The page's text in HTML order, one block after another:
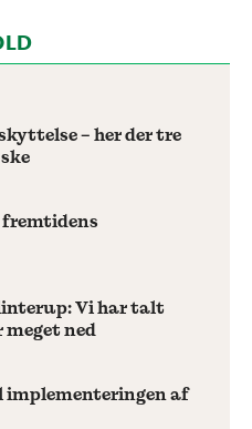
– her der tre
fremtidens
Vi har talt
ned
implementeringen af